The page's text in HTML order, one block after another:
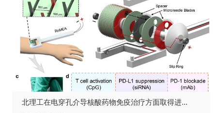
北理工在电穿孔介导核酸药物免疫治疗方面取得进...